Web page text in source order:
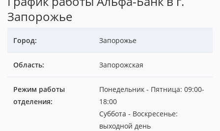
Запорожье
Город: Запорожье
Область: Запорожская
Режим работы
отделения:
Понедельник - Пятница: 09:00-
18:00
Суббота - Воскресенье:
выходной день